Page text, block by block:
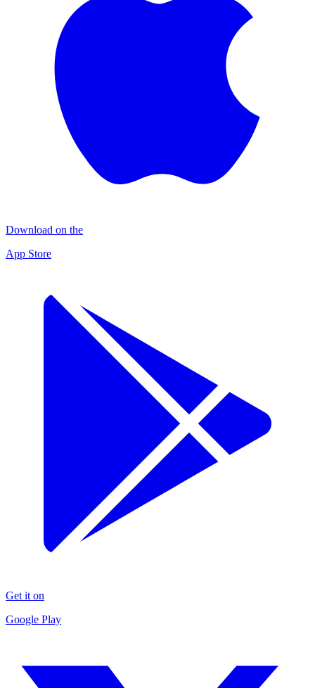
Download on the
App Store
Get it on
Google Play